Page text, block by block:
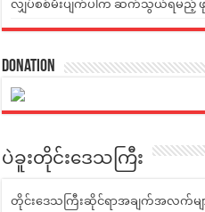
လျှပ်စစ်မီးပျက်ပါက ဆက်သွယ်ရမည့် ဖုန်
Donation
ပဲခူးတိုင်းဒေသကြီး
တိုင်းဒေသကြီးဆိုင်ရာအချက်အလက်မျ